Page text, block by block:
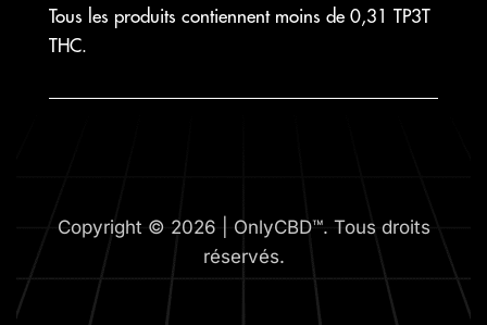
Tous les produits contiennent moins de 0,31 TP3T
THC.
Copyright © 2026 | OnlyCBD™. Tous droits
réservés.